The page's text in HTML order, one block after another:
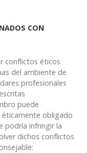
CON
conflictos éticos
del ambiente de
profesionales
puede
éticamente obligado
podría infringir la
dichos conflictos